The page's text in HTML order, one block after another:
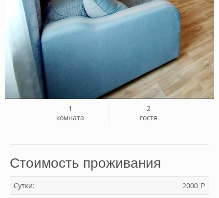
1
комната
2
гостя
Стоимость проживания
Сутки: 2000 a